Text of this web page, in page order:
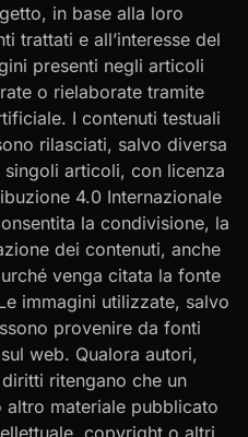
in base alla loro
trattati e all’interesse del
presenti negli articoli
o rielaborate tramite
I contenuti testuali
rilasciati, salvo diversa
articoli, con licenza
4.0 Internazionale
la condivisione, la
dei contenuti, anche
venga citata la fonte
immagini utilizzate, salvo
provenire da fonti
web. Qualora autori,
ritengano che un
altro materiale pubblicato